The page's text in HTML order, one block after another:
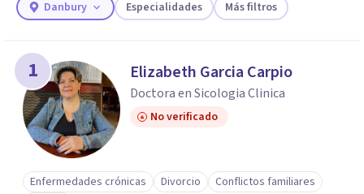
necesidades.
Danbury Especialidades Más filtros
1 Elizabeth Garcia Carpio
Doctora en Sicologia Clinica
No verificado
Enfermedades crónicas Divorcio
Conflictos familiares